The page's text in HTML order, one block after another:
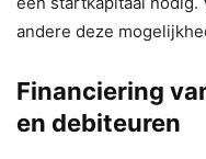
andere deze
Financiering
en debiteuren